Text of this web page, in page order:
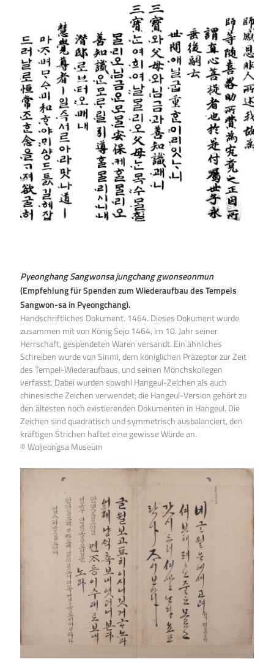
Pyeonghang Sangwonsa jungchang gwonseonmun
(Empfehlung für Spenden zum Wiederaufbau des Tempels
Sangwon-sa in Pyeongchang).
Handschriftliches Dokument. 1464. Dieses Dokument wurde
zusammen mit von König Sejo 1464, im 10. Jahr seiner
Herrschaft, gespendeten Waren versandt. Ein ähnliches
Schreiben wurde von Sinmi, dem königlichen Präzeptor zur Zeit
des Tempel-Wiederaufbaus, und seinen Mönchskollegen
verfasst. Dabei wurden sowohl Hangeul-Zeichen als auch
chinesische Zeichen verwendet; die Hangeul-Version gehört zu
den ältesten noch existierenden Dokumenten in Hangeul. Die
Zeichen sind quadratisch und symmetrisch ausbalanciert, den
kräftigen Strichen haftet eine gewisse Würde an.
© Woljeongsa Museum